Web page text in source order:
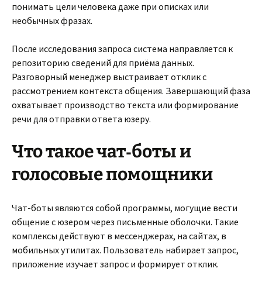
понимать цели человека даже при описках или
необычных фразах.
После исследования запроса система направляется к
репозиторию сведений для приёма данных.
Разговорный менеджер выстраивает отклик с
рассмотрением контекста общения. Завершающий фаза
охватывает производство текста или формирование
речи для отправки ответа юзеру.
Что такое чат‑боты и
голосовые помощники
Чат-боты являются собой программы, могущие вести
общение с юзером через письменные оболочки. Такие
комплексы действуют в мессенджерах, на сайтах, в
мобильных утилитах. Пользователь набирает запрос,
приложение изучает запрос и формирует отклик.